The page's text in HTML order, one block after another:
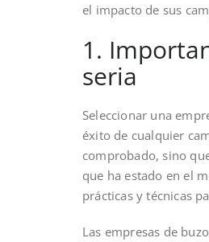
el impacto de sus
1.
seria
Seleccionar una
éxito de cualquier
comprobado, sino
que ha estado en el
prácticas y técnicas
Las empresas de